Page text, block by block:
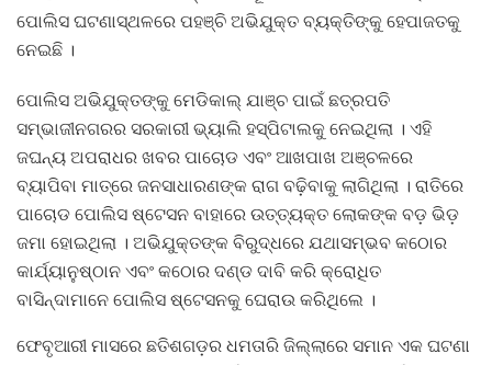
ପୋଲିସ ଘଟଣାସ୍ଥଳରେ ପହଞ୍ଚି ଅଭିଯୁକ୍ତ ବ୍ୟକ୍ତିଙ୍କୁ ହେପାଜତକୁ
ନେଇଛି ।
ପୋଲିସ ଅଭିଯୁକ୍ତଙ୍କୁ ମେଡିକାଲ୍ ଯାଞ୍ଚ ପାଇଁ ଛତ୍ରପତି
ସମ୍ଭାଜୀନଗରର ସରକାରୀ ଭ୍ୟାଲି ହସ୍ପିଟାଲକୁ ନେଇଥିଲା । ଏହି
ଜଘନ୍ୟ ଅପରାଧର ଖବର ପାଚୋଡ ଏବଂ ଆଖପାଖ ଅଞ୍ଚଳରେ
ବ୍ୟାପିବା ମାତ୍ରେ ଜନସାଧାରଣଙ୍କ ରାଗ ବଢ଼ିବାକୁ ଲାଗିଥିଲା । ରାତିରେ
ପାଚୋଡ ପୋଲିସ ଷ୍ଟେସନ ବାହାରେ ଉତ୍ତ୍ୟକ୍ତ ଲୋକଙ୍କ ବଡ଼ ଭିଡ଼
ଜମା ହୋଇଥିଲା । ଅଭିଯୁକ୍ତଙ୍କ ବିରୁଦ୍ଧରେ ଯଥାସମ୍ଭବ କଠୋର
କାର୍ଯ୍ୟାନୁଷ୍ଠାନ ଏବଂ କଠୋର ଦଣ୍ଡ ଦାବି କରି କ୍ରୋଧିତ
ବାସିନ୍ଦାମାନେ ପୋଲିସ ଷ୍ଟେସନକୁ ଘେରାଉ କରିଥିଲେ ।
ଫେବୃଆରୀ ମାସରେ ଛତିଶଗଡ଼ର ଧମତାରି ଜିଲ୍ଲାରେ ସମାନ ଏକ ଘଟଣା